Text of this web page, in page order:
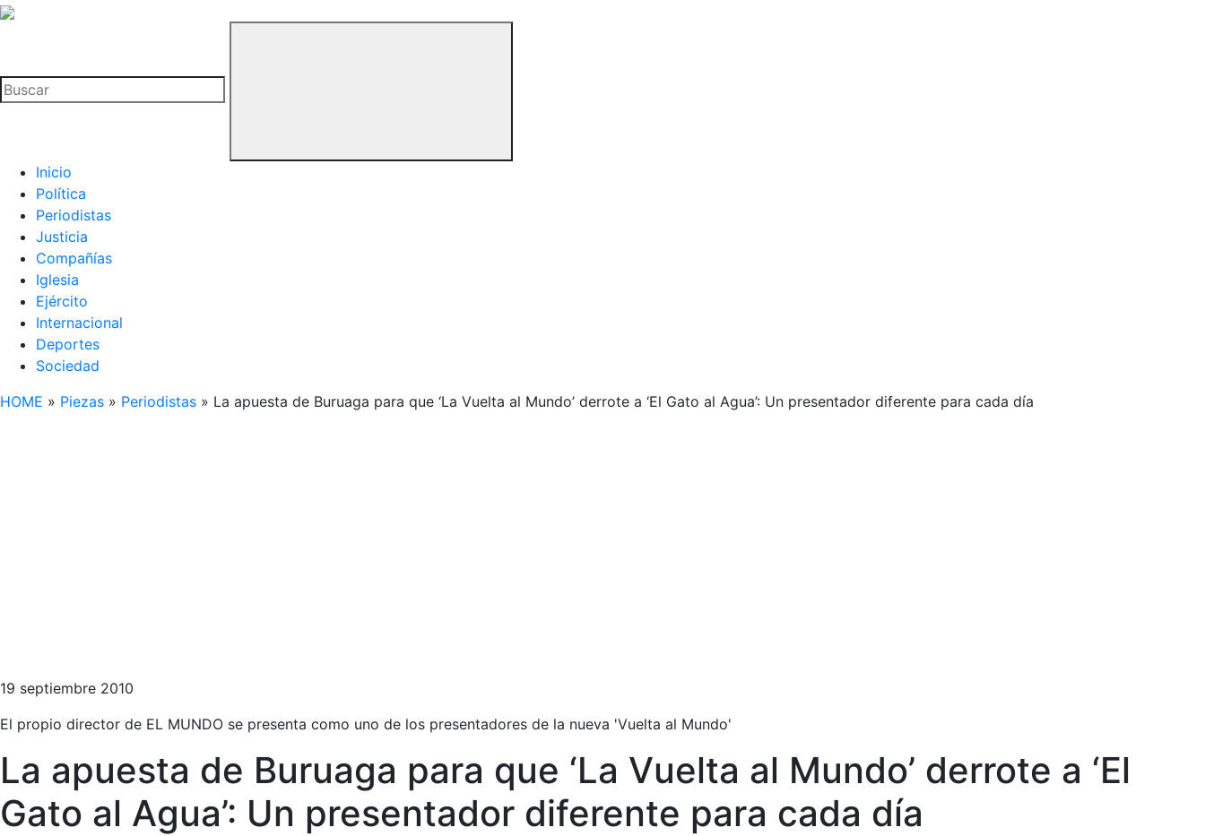
La
Buitre
Inicio
Política
Periodistas
Justicia
Compañías
Iglesia
Ejército
Internacional
Deportes
Sociedad
HOME » Piezas » Periodistas » La apuesta de Buruaga para que ‘La Vuelta al Mundo’ derrote a ‘El Gato al Agua’: Un presentador diferente para cada día
19 septiembre 2010
El propio director de EL MUNDO se presenta como uno de los presentadores de la nueva 'Vuelta al Mundo'
La apuesta de Buruaga para que ‘La Vuelta al Mundo’ derrote a ‘El
Gato al Agua’: Un presentador diferente para cada día